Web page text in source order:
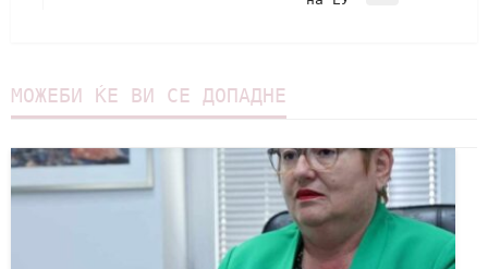
МОЖЕБИ ЌЕ ВИ СЕ ДОПАДНЕ